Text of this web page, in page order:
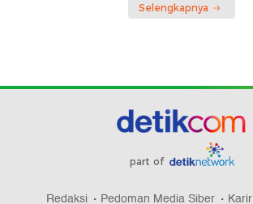
Selengkapnya
part of
Redaksi Pedoman Media Siber Karir